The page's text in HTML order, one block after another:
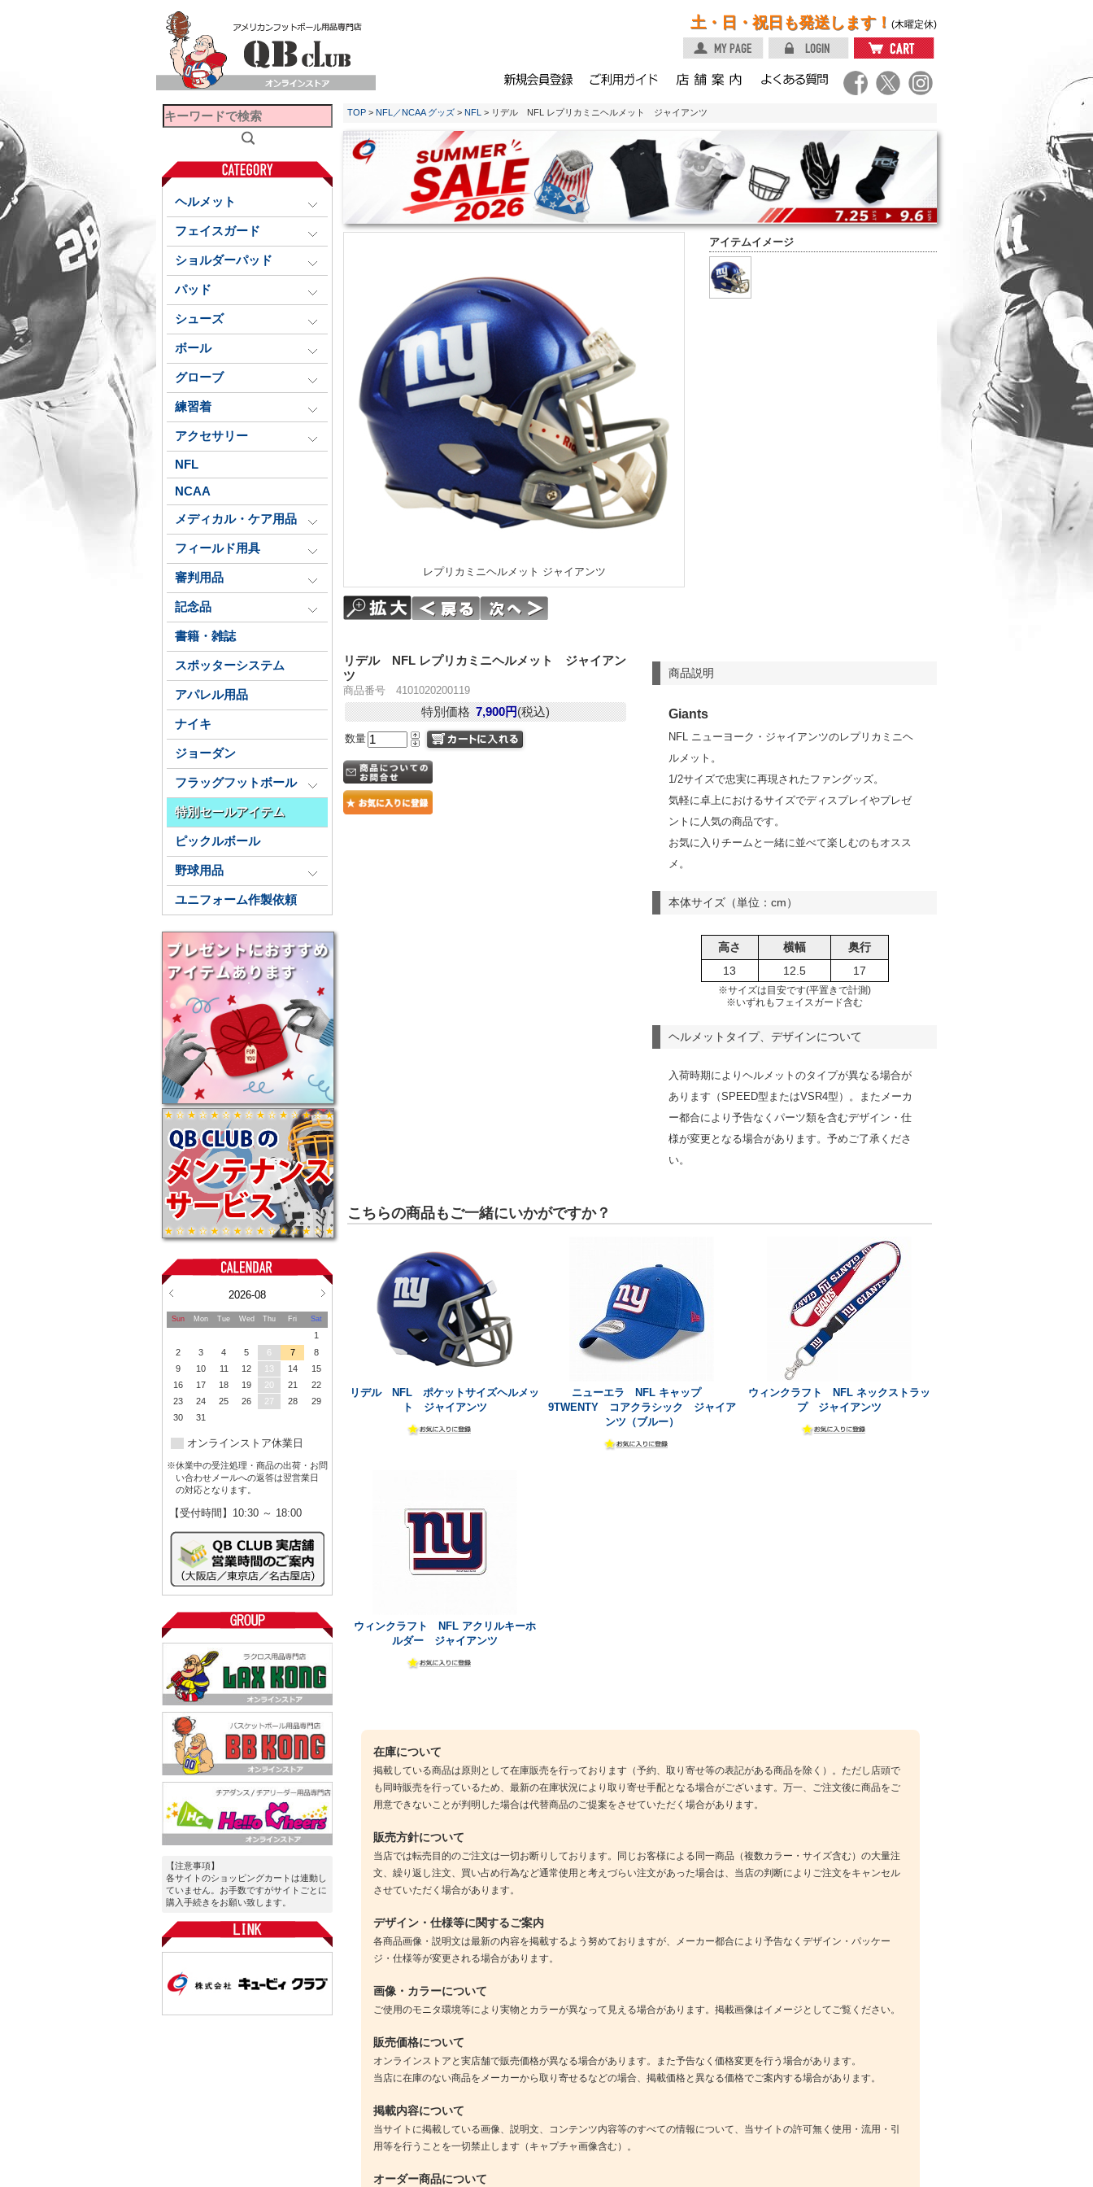
土・日・祝日も発送します！ (木曜定休)
ヘルメット
フェイスガード
ショルダーパッド
パッド
シューズ
ボール
グローブ
練習着
アクセサリー
NFL
NCAA
メディカル・ケア用品
フィールド用具
審判用品
記念品
書籍・雑誌
スポッターシステム
アパレル用品
ナイキ
ジョーダン
フラッグフットボール
特別セールアイテム
ピックルボール
野球用品
ユニフォーム作製依頼
2026-08
Sun Mon Tue Wed Thu Fri Sat
1
2
3 4 5 6 7
8
9
10 11 12 13 14
15
16
17 18 19 20 21
22
23
24 25 26 27 28
29
30
31
オンラインストア休業日
※休業中の受注処理・商品の出荷・お問
い合わせメールへの返答は翌営業日
の対応となります。
【受付時間】10:30 ～ 18:00
【注意事項】
各サイトのショッピングカートは連動し
ていません。お手数ですがサイトごとに
購入手続きをお願い致します。
TOP > NFL／NCAA グッズ > NFL > リデル NFL レプリカミニヘルメット ジャイアンツ
アイテムイメージ
レプリカミニヘルメット ジャイアンツ
商品説明
Giants
NFL ニューヨーク・ジャイアンツのレプリカミニヘ
ルメット。
1/2サイズで忠実に再現されたファングッズ。
気軽に卓上におけるサイズでディスプレイやプレゼ
ントに人気の商品です。
お気に入りチームと一緒に並べて楽しむのもオスス
メ。
本体サイズ（単位：cm）
高さ 横幅
奥行
13
12.5 17
※サイズは目安です(平置きで計測)
※いずれもフェイスガード含む
ヘルメットタイプ、デザインについて
入荷時期によりヘルメットのタイプが異なる場合が
あります（SPEED型またはVSR4型）。またメーカ
ー都合により予告なくパーツ類を含むデザイン・仕
様が変更となる場合があります。予めご了承くださ
い。
リデル NFL レプリカミニヘルメット ジャイアン
ツ
商品番号 4101020200119
特別価格 7,900円(税込)
数量
こちらの商品もご一緒にいかがですか？
リデル NFL ポケットサイズヘルメッ
ト ジャイアンツ
ニューエラ NFL キャップ
9TWENTY コアクラシック ジャイア
ンツ（ブルー）
ウィンクラフト NFL ネックストラッ
プ ジャイアンツ
ウィンクラフト NFL アクリルキーホ
ルダー ジャイアンツ
在庫について
掲載している商品は原則として在庫販売を行っております（予約、取り寄せ等の表記がある商品を除く）。ただし店頭で
も同時販売を行っているため、最新の在庫状況により取り寄せ手配となる場合がございます。万一、ご注文後に商品をご
用意できないことが判明した場合は代替商品のご提案をさせていただく場合があります。
販売方針について
当店では転売目的のご注文は一切お断りしております。同じお客様による同一商品（複数カラー・サイズ含む）の大量注
文、繰り返し注文、買い占め行為など通常使用と考えづらい注文があった場合は、当店の判断によりご注文をキャンセル
させていただく場合があります。
デザイン・仕様等に関するご案内
各商品画像・説明文は最新の内容を掲載するよう努めておりますが、メーカー都合により予告なくデザイン・パッケー
ジ・仕様等が変更される場合があります。
画像・カラーについて
ご使用のモニタ環境等により実物とカラーが異なって見える場合があります。掲載画像はイメージとしてご覧ください。
販売価格について
オンラインストアと実店舗で販売価格が異なる場合があります。また予告なく価格変更を行う場合があります。
当店に在庫のない商品をメーカーから取り寄せるなどの場合、掲載価格と異なる価格でご案内する場合があります。
掲載内容について
当サイトに掲載している画像、説明文、コンテンツ内容等のすべての情報について、当サイトの許可無く使用・流用・引
用等を行うことを一切禁止します（キャプチャ画像含む）。
オーダー商品について